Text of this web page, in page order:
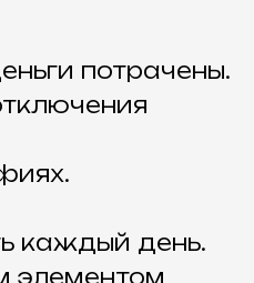
потрачены.
каждый день.
элементом